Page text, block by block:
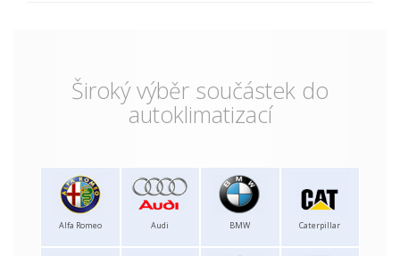
Široký výběr součástek do
autoklimatizací
Alfa Romeo Audi BMW Caterpillar